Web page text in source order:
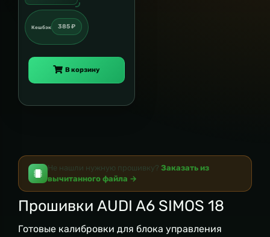
Кешбэк 385 ₽
В корзину
Не нашли нужную прошивку? Заказать из
вычитанного файла →
Прошивки AUDI A6 SIMOS 18
Готовые калибровки для блока управления